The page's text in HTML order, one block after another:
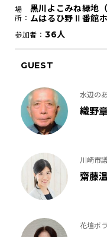
場
所：
黒川よこみね緑地
ムはるひ野Ⅱ番館ホ
参加者： 36人
GUEST
水辺の
織野
川崎市
齋藤温
花壇ボ